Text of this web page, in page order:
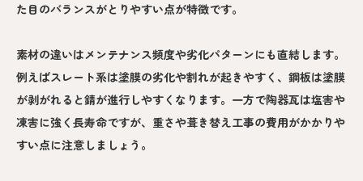
た目のバランスがとりやすい点が特徴です。
素材の違いはメンテナンス頻度や劣化パターンにも直結します。
例えばスレート系は塗膜の劣化や割れが起きやすく、鋼板は塗膜
が剥がれると錆が進行しやすくなります。一方で陶器瓦は塩害や
凍害に強く長寿命ですが、重さや葺き替え工事の費用がかかりや
すい点に注意しましょう。